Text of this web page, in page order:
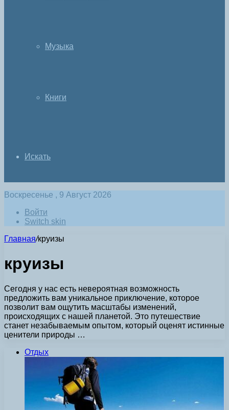
Музыка
Книги
Искать
Воскресенье , 9 Август 2026
Войти
Switch skin
Главная/круизы
круизы
Сегодня у нас есть невероятная возможность
предложить вам уникальное приключение, которое
позволит вам ощутить масштабы изменений,
происходящих с нашей планетой. Это путешествие
станет незабываемым опытом, который оценят истинные
ценители природы …
Отдых